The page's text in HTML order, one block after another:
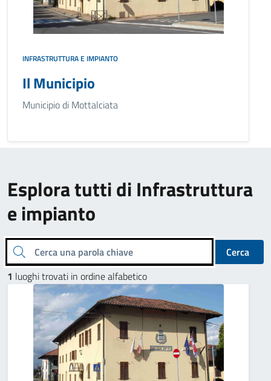
INFRASTRUTTURA E IMPIANTO
Il Municipio
Municipio di Mottalciata
Esplora tutti di Infrastruttura
e impianto
Cerca una parola chiave
Cerca
1 luoghi trovati in ordine alfabetico